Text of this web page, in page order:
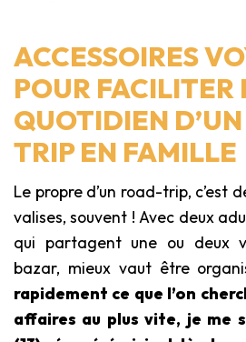
ACCESSOIRES
POUR FACILITER
QUOTIDIEN
TRIP EN FAMILLE
Le propre d’un road-trip, c’est
valises, souvent ! Avec deux
qui partagent une ou deux
bazar, mieux vaut être
rapidement ce que l’on
affaires au plus vite, je me